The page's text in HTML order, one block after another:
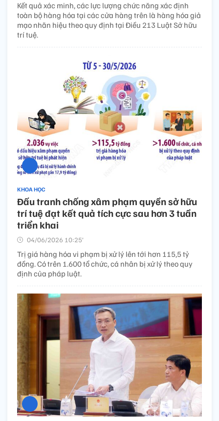
Kết quả xác minh, các lực lượng chức năng xác định
toàn bộ hàng hóa tại các cửa hàng trên là hàng hóa giả
mạo nhãn hiệu theo quy định tại Điều 213 Luật Sở hữu
trí tuệ.
KHOA HỌC
Đấu tranh chống xâm phạm quyền sở hữu
trí tuệ đạt kết quả tích cực sau hơn 3 tuần
triển khai
04/06/2026 10:25’
Trị giá hàng hóa vi phạm bị xử lý lên tới hơn 115,5 tỷ
đồng. Có trên 1.600 tổ chức, cá nhân bị xử lý theo quy
định của pháp luật.